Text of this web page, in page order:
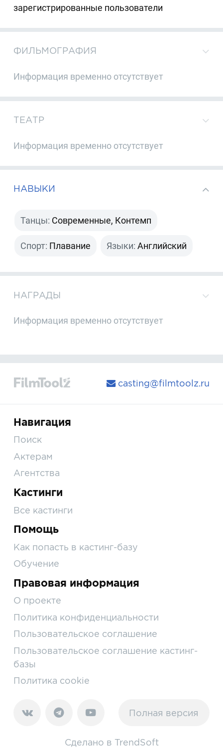
зарегистрированные пользователи
ФИЛЬМОГРАФИЯ
Информация временно отсутствует
ТЕАТР
Информация временно отсутствует
НАВЫКИ
Танцы: Современные, Контемп
Спорт: Плавание Языки: Английский
НАГРАДЫ
Информация временно отсутствует
casting@filmtoolz.ru
Навигация
Поиск
Актерам
Агентства
Кастинги
Все кастинги
Помощь
Как попасть в кастинг-базу
Обучение
Правовая информация
О проекте
Политика конфиденциальности
Пользовательское соглашение
Пользовательское соглашение кастинг-
базы
Политика cookie
Полная версия
Сделано в TrendSoft